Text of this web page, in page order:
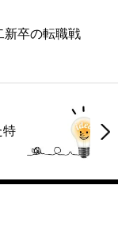
新卒の転職戦
特